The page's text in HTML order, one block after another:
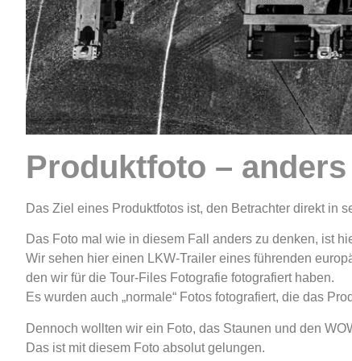
Produktfoto –
Das Ziel eines Produktfotos ist, den Betrachter direkt in
Das Foto mal wie in diesem Fall anders zu denken, ist
Wir sehen hier einen LKW-Trailer eines führenden
den wir für die Tour-Files Fotografie fotografiert haben.
Es wurden auch „normale“ Fotos fotografiert, die das
Dennoch wollten wir ein Foto, das Staunen und den
Das ist mit diesem Foto absolut gelungen.